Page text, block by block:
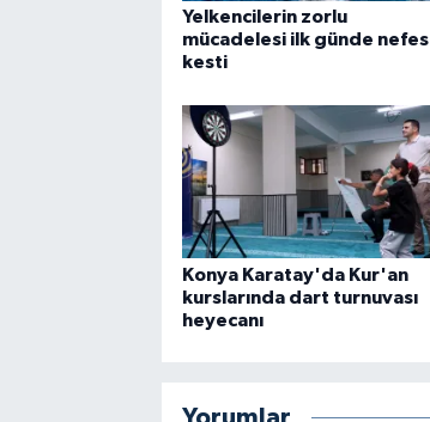
Yelkencilerin zorlu
mücadelesi ilk günde nefes
kesti
Konya Karatay'da Kur'an
kurslarında dart turnuvası
heyecanı